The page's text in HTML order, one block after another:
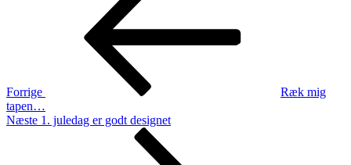
Forrige
Ræk mig
tapen…
Næste
Næste 1. juledag er godt designet